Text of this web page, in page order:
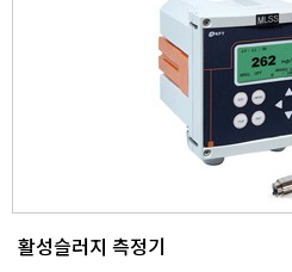
활성슬러지 측정기